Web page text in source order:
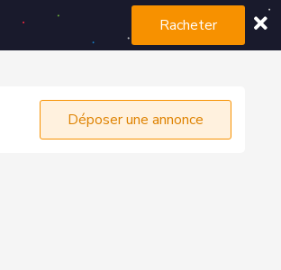
Racheter
Déposer une annonce